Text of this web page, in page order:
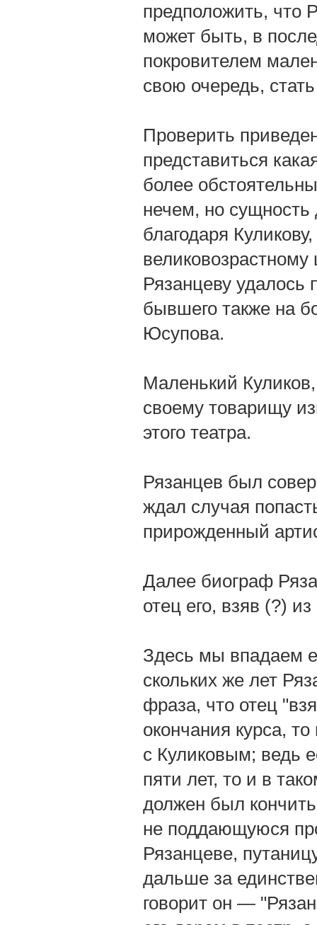
предположить, что
может быть, в
покровителем
свою очередь,
Проверить
представиться
более
нечем, но сущность
благодаря
Рязанцеву удалось
бывшего также на
Юсупова.
Маленький
своему товарищу
этого театра.
Рязанцев был
ждал случая
прирожденный
Далее биограф
отец его, взяв (?)
Здесь мы впадаем
скольких же лет
фраза, что отец
окончания курса,
с Куликовым; ведь
пяти лет, то и в
должен был
не поддающуюся
Рязанцеве,
дальше за
говорит он —